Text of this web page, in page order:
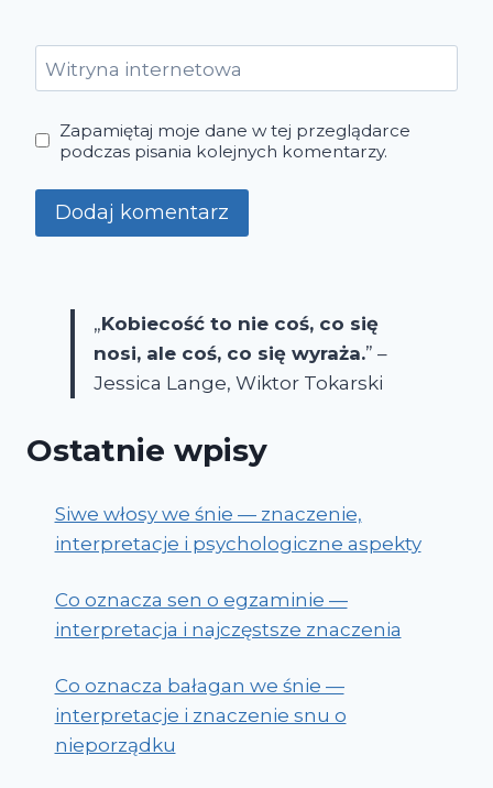
Witryna internetowa
Zapamiętaj moje dane w tej przeglądarce
podczas pisania kolejnych komentarzy.
„Kobiecość to nie coś, co się
nosi, ale coś, co się wyraża.” –
Jessica Lange, Wiktor Tokarski
Ostatnie wpisy
Siwe włosy we śnie — znaczenie,
interpretacje i psychologiczne aspekty
Co oznacza sen o egzaminie —
interpretacja i najczęstsze znaczenia
Co oznacza bałagan we śnie —
interpretacje i znaczenie snu o
nieporządku